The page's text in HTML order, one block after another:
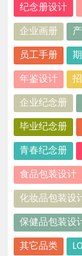
纪念册设计
企业画册
员工手册
年鉴设计
企业纪念册
毕业纪念册
青春纪念册
食品包装设计
化妆品包装设
保健品包装设
其它品类